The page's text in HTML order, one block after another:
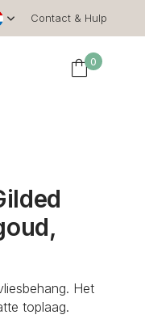
Contact & Hulp
0
Het
toplaag.